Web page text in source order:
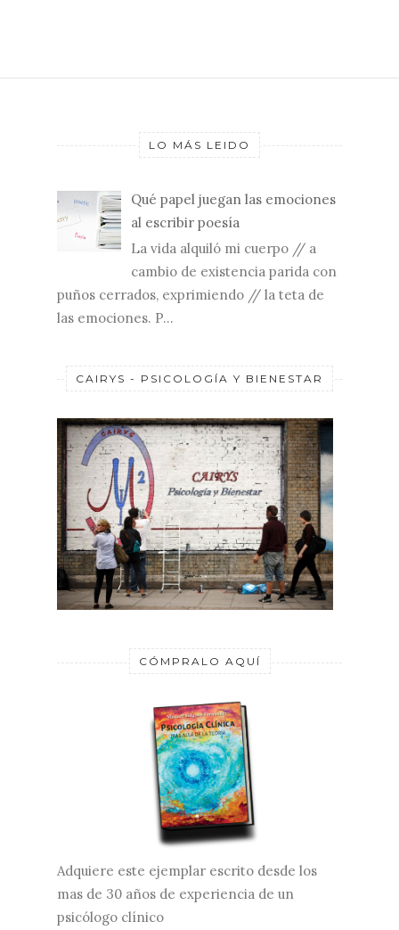
LO MÁS LEIDO
Qué papel juegan las emociones
al escribir poesía
La vida alquiló mi cuerpo // a
cambio de existencia parida con
puños cerrados, exprimiendo // la teta de
las emociones. P...
CAIRYS - PSICOLOGÍA Y BIENESTAR
CÓMPRALO AQUÍ
Adquiere este ejemplar escrito desde los
mas de 30 años de experiencia de un
psicólogo clínico